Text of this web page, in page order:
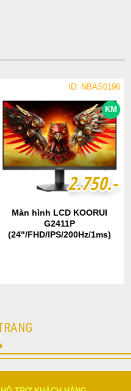
KM
ID: NBAS0196
2.750.-
2.750.-
Màn hình LCD KOORUI
G2411P
(24"/FHD/IPS/200Hz/1ms)